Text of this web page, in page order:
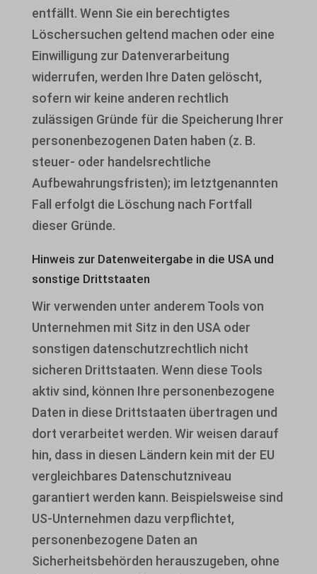
entfällt. Wenn Sie ein berechtigtes
Löschersuchen geltend machen oder eine
Einwilligung zur Datenverarbeitung
widerrufen, werden Ihre Daten gelöscht,
sofern wir keine anderen rechtlich
zulässigen Gründe für die Speicherung Ihrer
personenbezogenen Daten haben (z. B.
steuer- oder handelsrechtliche
Aufbewahrungsfristen); im letztgenannten
Fall erfolgt die Löschung nach Fortfall
dieser Gründe.
Hinweis zur Datenweitergabe in die USA und
sonstige Drittstaaten
Wir verwenden unter anderem Tools von
Unternehmen mit Sitz in den USA oder
sonstigen datenschutzrechtlich nicht
sicheren Drittstaaten. Wenn diese Tools
aktiv sind, können Ihre personenbezogene
Daten in diese Drittstaaten übertragen und
dort verarbeitet werden. Wir weisen darauf
hin, dass in diesen Ländern kein mit der EU
vergleichbares Datenschutzniveau
garantiert werden kann. Beispielsweise sind
US-Unternehmen dazu verpflichtet,
personenbezogene Daten an
Sicherheitsbehörden herauszugeben, ohne